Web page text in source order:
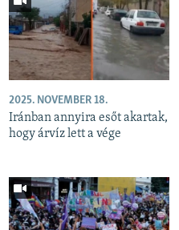
2025. NOVEMBER 18.
Iránban annyira esőt akartak,
hogy árvíz lett a vége